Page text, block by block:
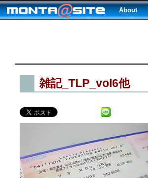
About
雑記_TLP_vol6他